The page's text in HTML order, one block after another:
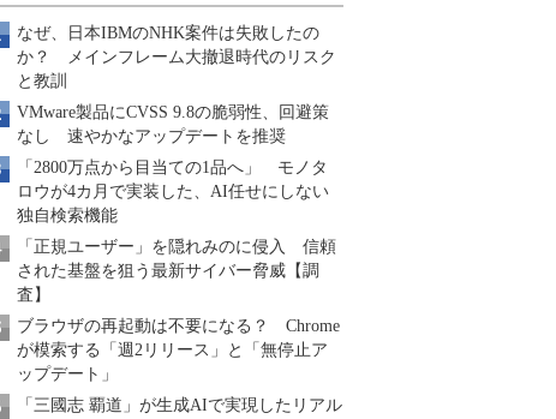
なぜ、日本IBMのNHK案件は失敗したの
か？ メインフレーム大撤退時代のリスク
と教訓
VMware製品にCVSS 9.8の脆弱性、回避策
なし 速やかなアップデートを推奨
「2800万点から目当ての1品へ」 モノタ
ロウが4カ月で実装した、AI任せにしない
独自検索機能
「正規ユーザー」を隠れみのに侵入 信頼
された基盤を狙う最新サイバー脅威【調
査】
ブラウザの再起動は不要になる？ Chrome
が模索する「週2リリース」と「無停止ア
ップデート」
「三國志 覇道」が生成AIで実現したリアル